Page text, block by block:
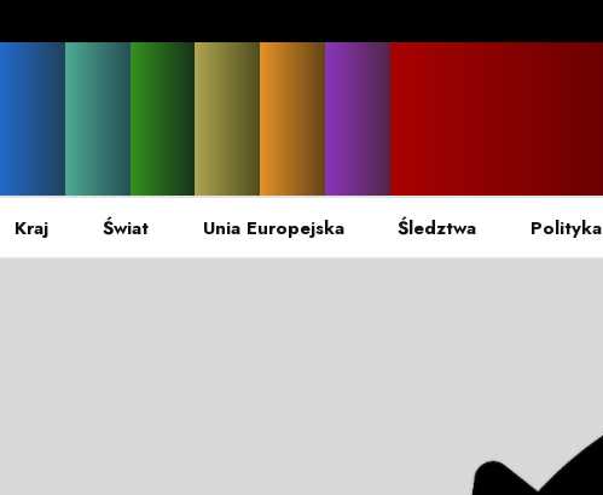
Kraj Świat Unia Europejska Śledztwa Polityka